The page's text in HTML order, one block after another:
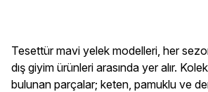
Tesettür mavi yelek modelleri, her
dış giyim ürünleri arasında yer alır.
bulunan parçalar; keten, pamuklu ve